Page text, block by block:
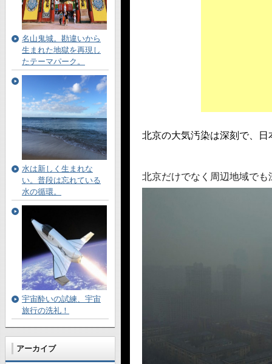
北京の大気汚染は深刻で、
北京だけでなく周辺地域で
名山鬼城。勘違いから
生まれた地獄を再現し
たテーマパーク。
水は新しく生まれな
い。普段は忘れている
水の循環。
宇宙酔いの試練、宇宙
旅行の洗礼！
アーカイブ